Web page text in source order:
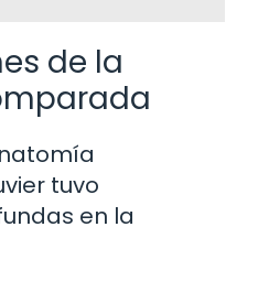
de la
tuvo
en la